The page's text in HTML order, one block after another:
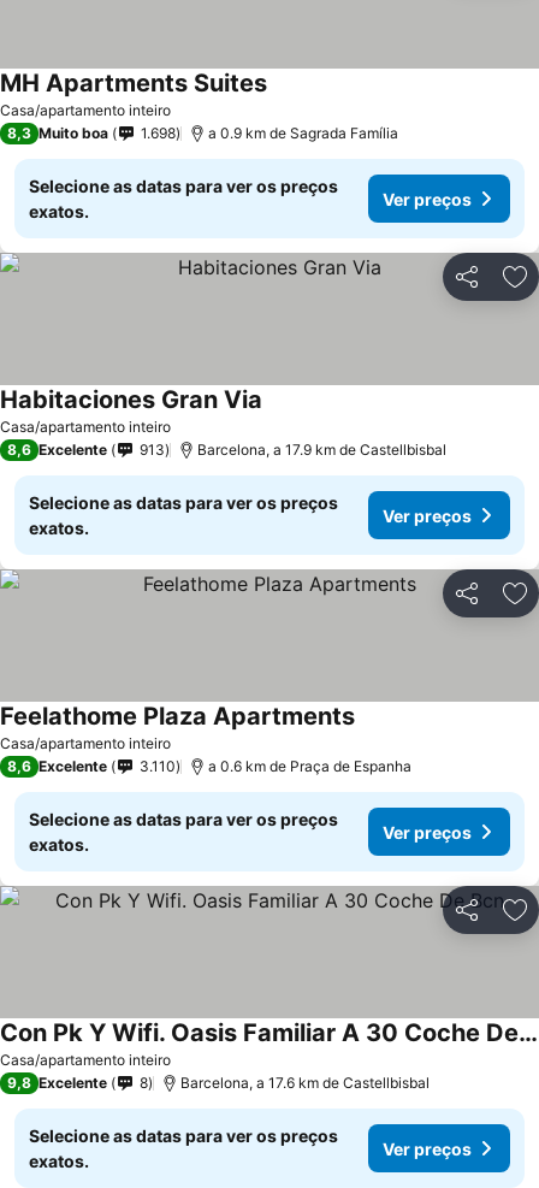
Casa/apartamento inteiro
MH Apartments Suites
8,3 Muito boa 1.698 a 0.9 km de Sagrada Família
Selecione as datas para ver os preços
exatos.
Ver preços
Partilhar
Casa/apartamento inteiro
Habitaciones Gran Via
8,6 Excelente 913 Barcelona, a 17.9 km de Castellbisbal
Selecione as datas para ver os preços
exatos.
Ver preços
Partilhar
Casa/apartamento inteiro
Feelathome Plaza Apartments
8,6 Excelente 3.110 a 0.6 km de Praça de Espanha
Selecione as datas para ver os preços
exatos.
Ver preços
Partilhar
Casa/apartamento inteiro
Con Pk Y Wifi. Oasis Familiar A 30 Coche De Bcn
9,8 Excelente 8 Barcelona, a 17.6 km de Castellbisbal
Selecione as datas para ver os preços
exatos.
Ver preços